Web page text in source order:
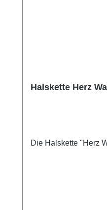
Halskette Herz
Die Halskette "Herz